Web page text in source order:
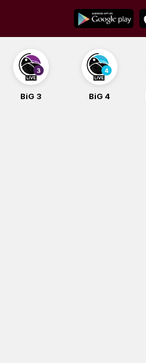
content
BiG 3 BiG 4